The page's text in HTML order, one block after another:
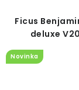
Ficus
Novinka